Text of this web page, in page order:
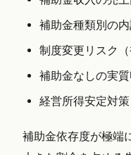
補助金種類別の
制度変更リスク
補助金なしの実
経営所得安定対
補助金依存度が極端